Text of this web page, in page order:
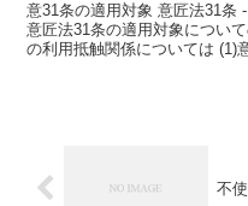
意31条の適用対象 意匠法31条
意匠法31条の適用対象につい
の利用抵触関係については (1)
不